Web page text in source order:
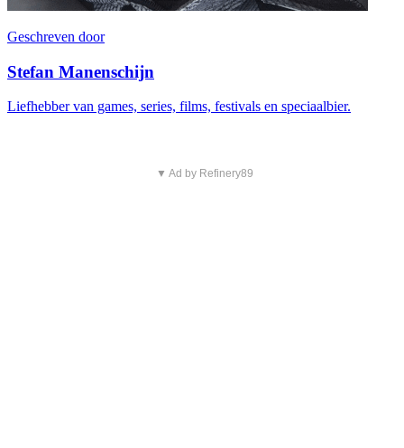
Geschreven door
Stefan Manenschijn
Liefhebber van games, series, films, festivals en speciaalbier.
▼ Ad by Refinery89